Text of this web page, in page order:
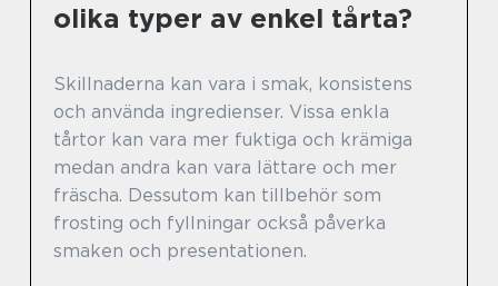
olika typer av enkel tårta?
Skillnaderna kan vara i smak, konsistens
och använda ingredienser. Vissa enkla
tårtor kan vara mer fuktiga och krämiga
medan andra kan vara lättare och mer
fräscha. Dessutom kan tillbehör som
frosting och fyllningar också påverka
smaken och presentationen.